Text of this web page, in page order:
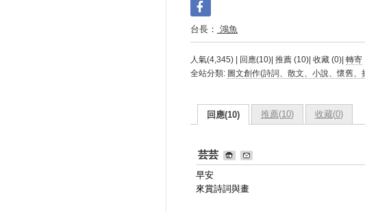
台長： 鴻魚
人氣(4,345) | 回應(10)| 推薦 (10)| 收藏 (0)| 轉寄
全站分類: 圖文創作(詩詞、散文、小說、懷舊、
回應(10) 推薦(10) 收藏(0)
芸芸
早安
來賞詩詞與畫